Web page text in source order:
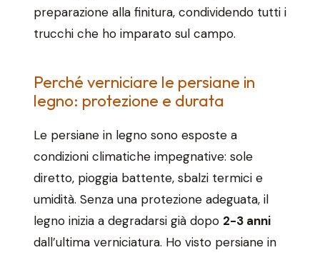
preparazione alla finitura, condividendo tutti i
trucchi che ho imparato sul campo.
Perché verniciare le persiane in
legno: protezione e durata
Le persiane in legno sono esposte a
condizioni climatiche impegnative: sole
diretto, pioggia battente, sbalzi termici e
umidità. Senza una protezione adeguata, il
legno inizia a degradarsi già dopo 2-3 anni
dall’ultima verniciatura. Ho visto persiane in